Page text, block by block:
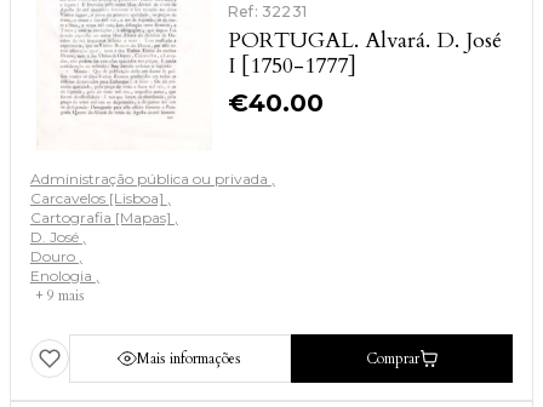
Ref: 32231
PORTUGAL. Alvará. D. José
I [1750-1777]
€40.00
Administração pública ou privada
Carcavelos [Lisboa]
Cartografia [Mapas]
D. José
Douro
Enologia
+ 9 mais
Mais informações Comprar